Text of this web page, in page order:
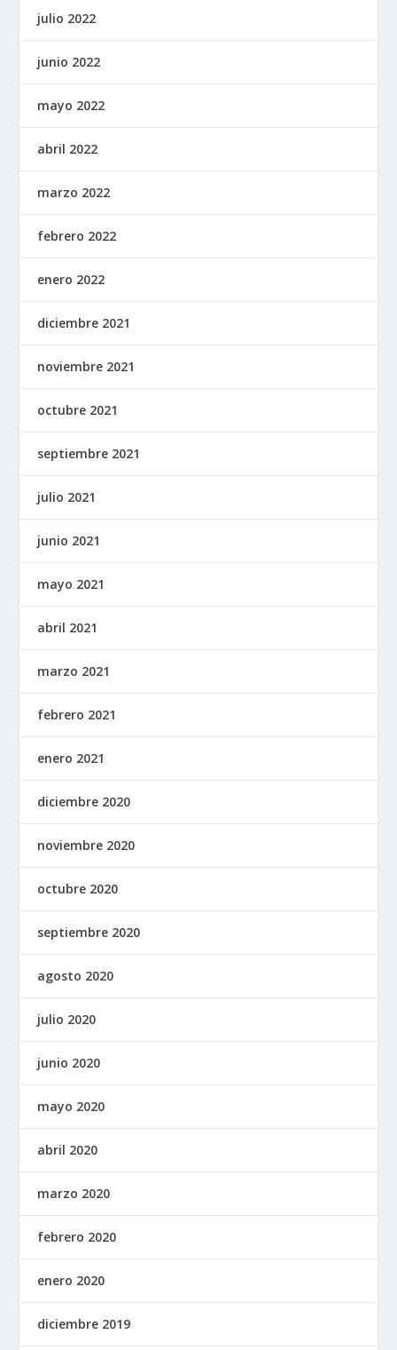
julio 2022
junio 2022
mayo 2022
abril 2022
marzo 2022
febrero 2022
enero 2022
diciembre 2021
noviembre 2021
octubre 2021
septiembre 2021
julio 2021
junio 2021
mayo 2021
abril 2021
marzo 2021
febrero 2021
enero 2021
diciembre 2020
noviembre 2020
octubre 2020
septiembre 2020
agosto 2020
julio 2020
junio 2020
mayo 2020
abril 2020
marzo 2020
febrero 2020
enero 2020
diciembre 2019